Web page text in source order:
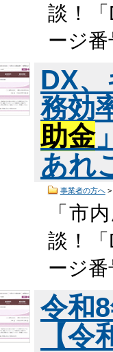
談！
ージ
DX
務効
助金
あれ
事業者の方へ>
「市
談！
ージ
令和
【